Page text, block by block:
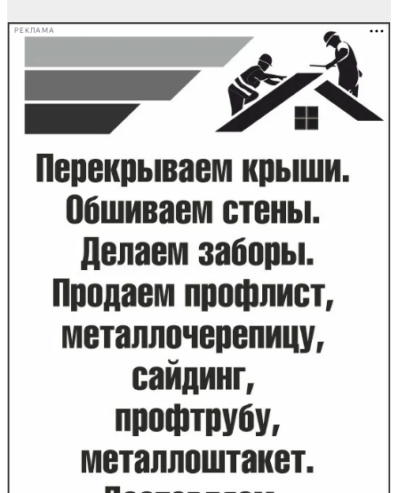
РЕКЛАМА